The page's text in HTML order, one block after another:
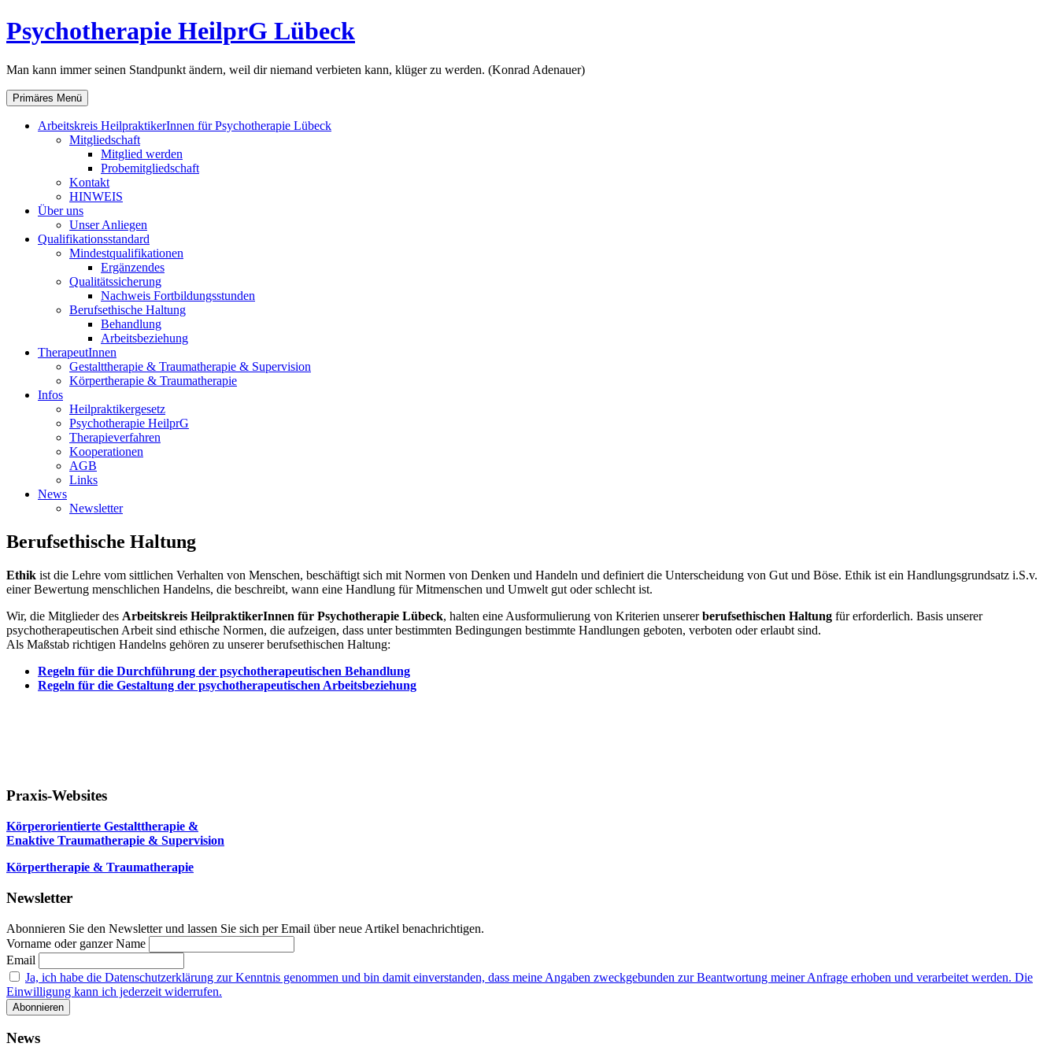
Zum
Inhalt
Psychotherapie HeilprG Lübeck
Man kann immer seinen Standpunkt ändern, weil dir niemand verbieten kann, klüger zu werden. (Konrad Adenauer)
Primäres Menü
Arbeitskreis HeilpraktikerInnen für Psychotherapie Lübeck
Mitgliedschaft
Mitglied werden
Probemitgliedschaft
Kontakt
HINWEIS
Über uns
Unser Anliegen
Qualifikationsstandard
Mindestqualifikationen
Ergänzendes
Qualitätssicherung
Nachweis Fortbildungsstunden
Berufsethische Haltung
Behandlung
Arbeitsbeziehung
TherapeutInnen
Gestalttherapie & Traumatherapie & Supervision
Körpertherapie & Traumatherapie
Infos
Heilpraktikergesetz
Psychotherapie HeilprG
Therapieverfahren
Kooperationen
AGB
Links
News
Newsletter
Berufsethische Haltung
Ethik ist die Lehre vom sittlichen Verhalten von Menschen, beschäftigt sich mit Normen von Denken und Handeln und definiert die Unterscheidung von Gut und Böse. Ethik ist ein Handlungsgrundsatz i.S.v.
einer Bewertung menschlichen Handelns, die beschreibt, wann eine Handlung für Mitmenschen und Umwelt gut oder schlecht ist.
Wir, die Mitglieder des Arbeitskreis HeilpraktikerInnen für Psychotherapie Lübeck, halten eine Ausformulierung von Kriterien unsererberufsethischen Haltung für erforderlich. Basis unserer
psychotherapeutischen Arbeit sind ethische Normen, die aufzeigen, dass unter bestimmten Bedingungen bestimmte Handlungen geboten, verboten oder erlaubt sind.
Als Maßstab richtigen Handelns gehören zu unserer berufsethischen Haltung:
Regeln für die Durchführung der psychotherapeutischen Behandlung
Regeln für die Gestaltung der psychotherapeutischen Arbeitsbeziehung
Praxis-Websites
Körperorientierte Gestalttherapie &
Enaktive Traumatherapie & Supervision
Körpertherapie & Traumatherapie
Newsletter
Abonnieren Sie den Newsletter und lassen Sie sich per Email über neue Artikel benachrichtigen.
Vorname oder ganzer Name
Email
Ja, ich habe die Datenschutzerklärung zur Kenntnis genommen und bin damit einverstanden, dass meine Angaben zweckgebunden zur Beantwortung meiner Anfrage erhoben und verarbeitet werden. Die
Einwilligung kann ich jederzeit widerrufen.
News